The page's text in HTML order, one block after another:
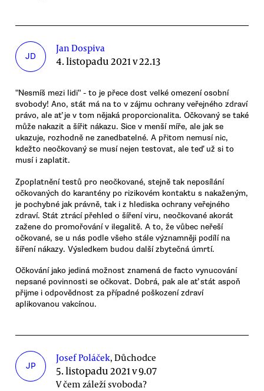
JD
Jan Dospiva
4. listopadu 2021 v 22.13
"Nesmíš mezi lidi" - to je přece dost velké omezení osobní
svobody! Ano, stát má na to v zájmu ochrany veřejného zdraví
právo, ale ať je v tom nějaká proporcionalita. Očkovaný se také
může nakazit a šířit nákazu. Sice v menší míře, ale jak se
ukazuje, rozhodně ne zanedbatelné. A přitom nemusí nic,
kdežto neočkovaný se musí nejen testovat, ale teď už si to
musí i zaplatit.
Zpoplatnění testů pro neočkované, stejně tak neposílání
očkovaných do karantény po rizikovém kontaktu s nakaženým,
je pochybné jak právně, tak i z hlediska ochrany veřejného
zdraví. Stát ztrácí přehled o šíření viru, neočkované akorát
zažene do promořování v ilegalitě. A to, že vůbec neřeší
očkované, se u nás podle všeho stále významněji podílí na
šíření nákazy. Výsledkem budou další zbytečná úmrtí.
Očkování jako jediná možnost znamená de facto vynucování
nepsané povinnosti se očkovat. Dobrá, pak ale ať stát aspoň
přijme i odpovědnost za případné poškození zdraví
aplikovanou vakcínou.
JP
Josef Poláček, Důchodce
5. listopadu 2021 v 9.07
V čem záleží svoboda?